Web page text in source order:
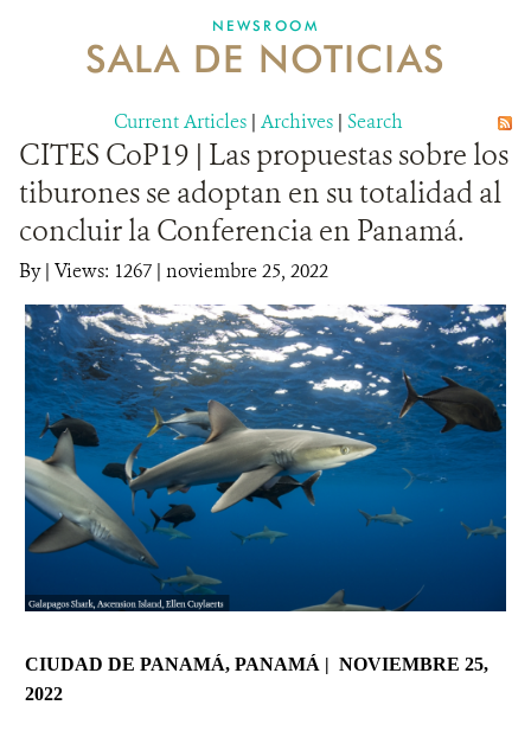
MECANISMO DE ATENCIÓN DE QUEJAS Y RECLAMOS
DONA
NEWSROOM
SALA DE NOTICIAS
Current Articles | Archives | Search
CITES CoP19 | Las propuestas sobre los
tiburones se adoptan en su totalidad al
concluir la Conferencia en Panamá.
By| Views: 1267 | noviembre 25, 2022
CIUDAD DE PANAMÁ, PANAMÁ | NOVIEMBRE 25,
2022